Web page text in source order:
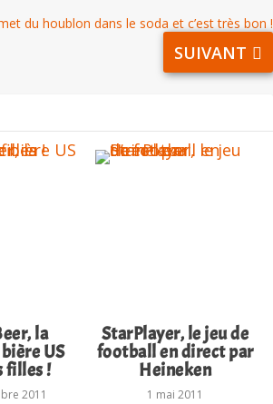
du houblon dans le soda et c’est très bon !
SUIVANT
la
US
filles !
2011
StarPlayer, le jeu de
football en direct par
Heineken
1 mai 2011